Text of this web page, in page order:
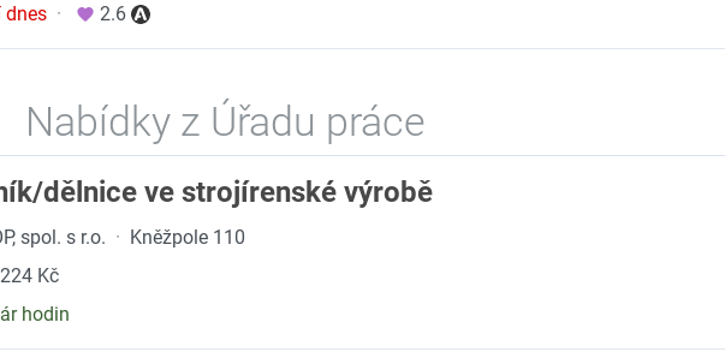
dnes · 2.6
Nabídky z Úřadu práce
dělnice ve strojírenské výrobě
spol. s r.o. · Kněžpole 110
Kč
hodin